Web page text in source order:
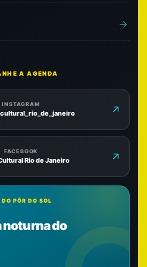
A AGENDA
INSTAGRAM
FACEBOOK
Rio de Janeiro
PÔR DO SOL
noturna do